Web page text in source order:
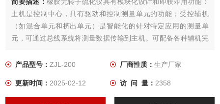
简要描述： 橡胶无转子硫化仪具有模块化设计和即联即用功能：
主机是控制中心，具有驱动和控制测量单元的功能；受控辅机
（如混合单元和挤出单元）是智能化的针对特定应用的测量单
元，可通过总线系统将测量数据传输到主机。可配备各种辅机完
产品型号：ZJL-200 厂商性质： 生产厂家
更新时间：2025-02-12 访 问 量： 2358